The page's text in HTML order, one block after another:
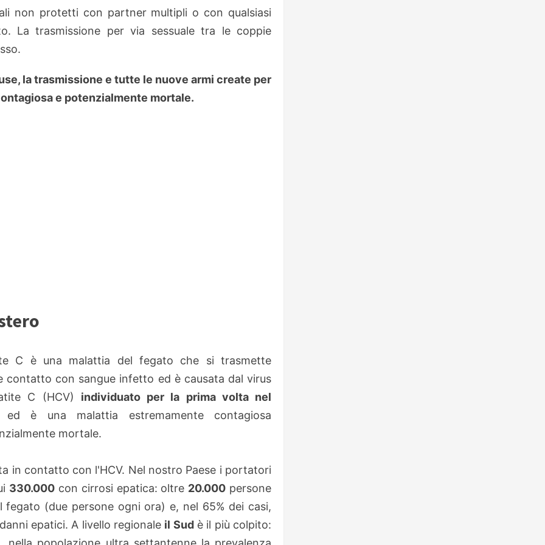
non protetti con partner multipli o con qualsiasi
La trasmissione per via sessuale tra le coppie
la trasmissione e tutte le nuove armi create per
e potenzialmente mortale.
C è una malattia del fegato che si trasmette
contatto con sangue infetto ed è causata dal virus
C (HCV) individuato per la prima volta nel
è una malattia estremamente contagiosa
mortale.
in contatto con l'HCV. Nel nostro Paese i portatori
330.000 con cirrosi epatica: oltre 20.000 persone
(due persone ogni ora) e, nel 65% dei casi,
epatici. A livello regionale il Sudè il più colpito: